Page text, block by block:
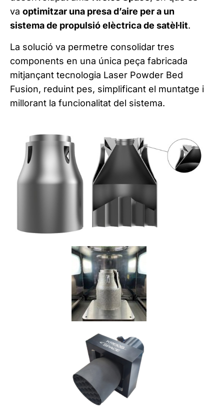
va optimitzar una presa d’aire per a un
sistema de propulsió elèctrica de satèl·lit.
La solució va permetre consolidar tres
components en una única peça fabricada
mitjançant tecnologia Laser Powder Bed
Fusion, reduint pes, simplificant el muntatge i
millorant la funcionalitat del sistema.